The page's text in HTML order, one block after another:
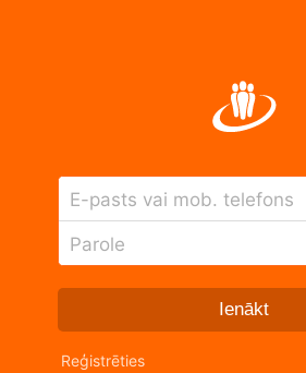
E-pasts vai mob. telefons
Parole
Ienākt
Reģistrēties